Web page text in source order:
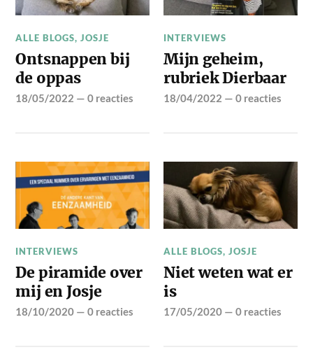
ALLE BLOGS,JOSJE
Ontsnappen bij
de oppas
18/05/2022 —0 reacties
INTERVIEWS
Mijn geheim,
rubriek Dierbaar
18/04/2022 —0 reacties
INTERVIEWS
De piramide over
mij en Josje
18/10/2020 —0 reacties
ALLE BLOGS,JOSJE
Niet weten wat er
is
17/05/2020 —0 reacties